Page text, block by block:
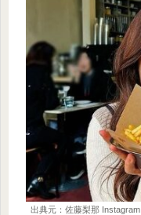
出典元：佐藤梨那 Instagram